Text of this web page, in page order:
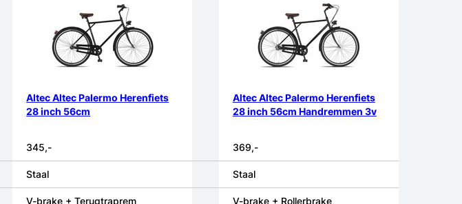
Altec Altec Palermo Herenfiets
28 inch 56cm
345,-
Staal
V-brake + Terugtraprem
Altec Altec Palermo Herenfiets
28 inch 56cm Handremmen 3v
369,-
Staal
V-brake + Rollerbrake